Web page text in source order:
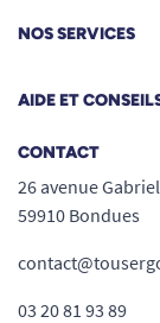
NOS SERVICES
AIDE ET
CONTACT
26 avenue
59910 Bondues
03 20 81 93 89